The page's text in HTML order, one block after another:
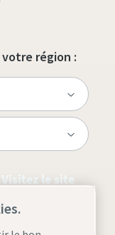
votre région :
Visitez le site